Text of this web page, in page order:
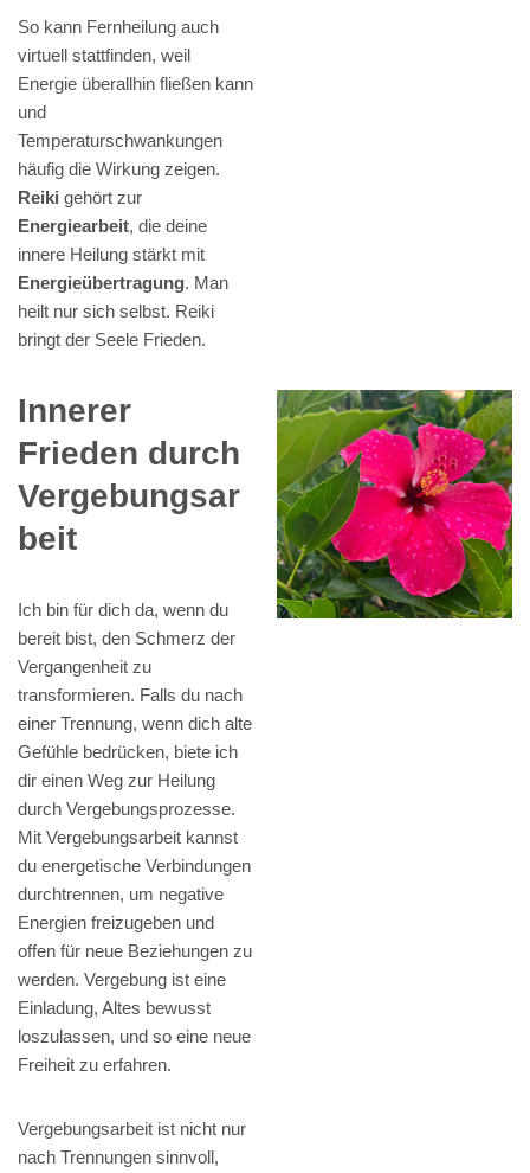
So kann Fernheilung auch
virtuell stattfinden, weil
Energie überallhin fließen kann
und
Temperaturschwankungen
häufig die Wirkung zeigen.
Reiki gehört zur
Energiearbeit, die deine
innere Heilung stärkt mit
Energieübertragung. Man
heilt nur sich selbst. Reiki
bringt der Seele Frieden.
Innerer
Frieden durch
Vergebungsar
beit
Ich bin für dich da, wenn du
bereit bist, den Schmerz der
Vergangenheit zu
transformieren. Falls du nach
einer Trennung, wenn dich alte
Gefühle bedrücken, biete ich
dir einen Weg zur Heilung
durch Vergebungsprozesse.
Mit Vergebungsarbeit kannst
du energetische Verbindungen
durchtrennen, um negative
Energien freizugeben und
offen für neue Beziehungen zu
werden. Vergebung ist eine
Einladung, Altes bewusst
loszulassen, und so eine neue
Freiheit zu erfahren.
Vergebungsarbeit ist nicht nur
nach Trennungen sinnvoll,